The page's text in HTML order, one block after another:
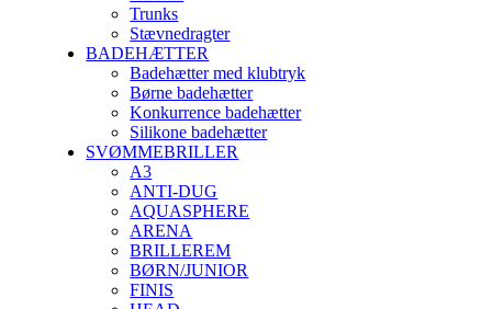
Trunks
Stævnedragter
BADEHÆTTER
Badehætter med klubtryk
Børne badehætter
Konkurrence badehætter
Silikone badehætter
SVØMMEBRILLER
A3
ANTI-DUG
AQUASPHERE
ARENA
BRILLEREM
BØRN/JUNIOR
FINIS